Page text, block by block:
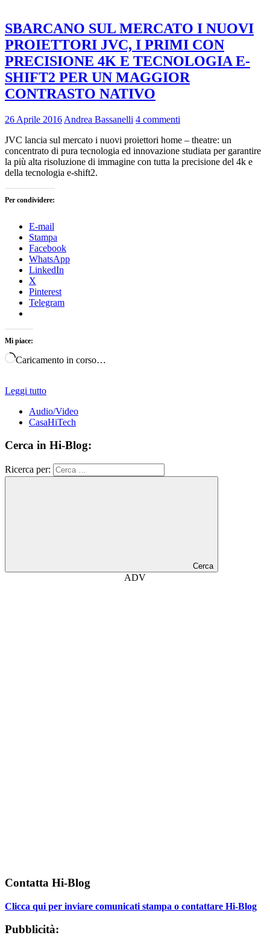
SBARCANO SUL MERCATO I NUOVI
PROIETTORI JVC, I PRIMI CON
PRECISIONE 4K E TECNOLOGIA E-
SHIFT2 PER UN MAGGIOR
CONTRASTO NATIVO
26 Aprile 2016 Andrea Bassanelli 4 commenti
JVC lancia sul mercato i nuovi proiettori home – theatre: un
concentrato di pura tecnologia ed innovazione studiata per garantire
la più alta risoluzione di immagine con tutta la precisione del 4k e
della tecnologia e-shift2.
Per condividere:
E-mail
Stampa
Facebook
WhatsApp
LinkedIn
X
Pinterest
Telegram
Mi piace:
Caricamento in corso…
Leggi tutto
Audio/Video
CasaHiTech
Cerca in Hi-Blog:
Ricerca per:
Cerca
ADV
Contatta Hi-Blog
Clicca qui per inviare comunicati stampa o contattare Hi-Blog
Pubblicità: